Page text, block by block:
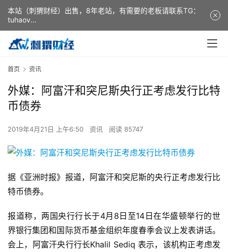
首页 资讯
外媒：阿富汗和突尼斯央行正考虑发行比特
币债券
2019年4月21日 上午6:50 资讯 阅读 85747
据《亚洲时报》报道，阿富汗和突尼斯的央行正考虑发行比
特币债券。
报道称，两国央行行长于4月8日至14日在华盛顿举行的世
界银行集团和国际货币基金组织年度春季会议上发表讲话。
会上，阿富汗央行行长Khalil Sediq 表示，该机构正考虑发
本站（刺猬财经）出售，8年老站，有需要的老板请联系TG：
tuhaov
This website (ciweicaijing) is for sale. It is a 8-year-old
website. If you need it, please contact TG: tuhaov